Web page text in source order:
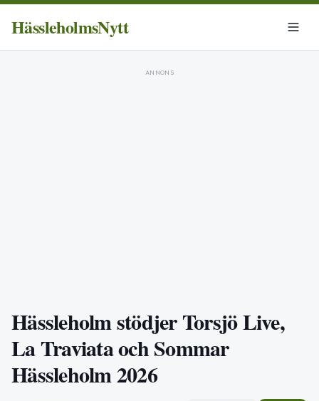
HässleholmsNytt
ANNONS
Hässleholm stödjer Torsjö Live,
La Traviata och Sommar
Hässleholm 2026